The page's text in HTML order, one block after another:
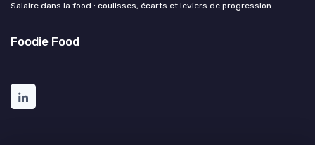
Salaire dans la food : coulisses, écarts et leviers de progression
Foodie Food